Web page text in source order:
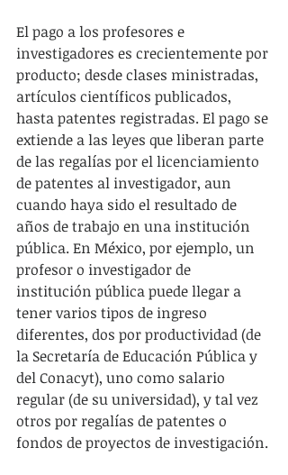
El pago a los profesores e
investigadores es crecientemente por
producto; desde clases ministradas,
artículos científicos publicados,
hasta patentes registradas. El pago se
extiende a las leyes que liberan parte
de las regalías por el licenciamiento
de patentes al investigador, aun
cuando haya sido el resultado de
años de trabajo en una institución
pública. En México, por ejemplo, un
profesor o investigador de
institución pública puede llegar a
tener varios tipos de ingreso
diferentes, dos por productividad (de
la Secretaría de Educación Pública y
del Conacyt), uno como salario
regular (de su universidad), y tal vez
otros por regalías de patentes o
fondos de proyectos de investigación.